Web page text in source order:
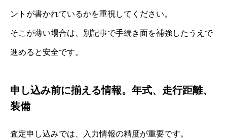
ントが書かれているかを重視してください。
そこが薄い場合は、別記事で手続き面を補強したうえで
進めると安全です。
申し込み前に揃える情報。年式、走行距離、
装備
査定申し込みでは、入力情報の精度が重要です。